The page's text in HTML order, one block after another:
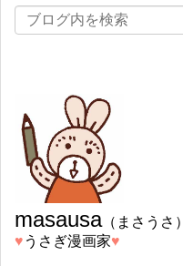
masausa（まさうさ）
♥︎ うさぎ漫画家♥︎